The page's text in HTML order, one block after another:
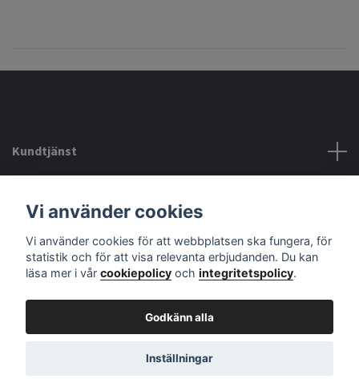
Kundtjänst
Sociala medier
© 2026 audiodelightPowered by Quickbutik
Vi använder cookies
Vi använder cookies för att webbplatsen ska fungera, för
statistik och för att visa relevanta erbjudanden. Du kan
läsa mer i vår cookiepolicy och integritetspolicy.
Godkänn alla
Inställningar